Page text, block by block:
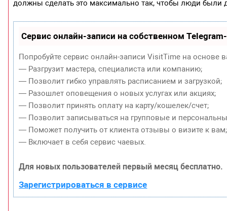
должны сделать это максимально так, чтобы люди были
Сервис онлайн-записи на собственном
Попробуйте сервис онлайн-записи VisitTime на основе
— Разгрузит мастера, специалиста или компанию;
— Позволит гибко управлять расписанием и загрузкой;
— Разошлет оповещения о новых услугах или акциях;
— Позволит принять оплату на карту/кошелек/счет;
— Позволит записываться на групповые и
— Поможет получить от клиента отзывы о визите к вам;
— Включает в себя сервис чаевых.
Для новых пользователей первый месяц бесплатно.
Зарегистрироваться в сервисе